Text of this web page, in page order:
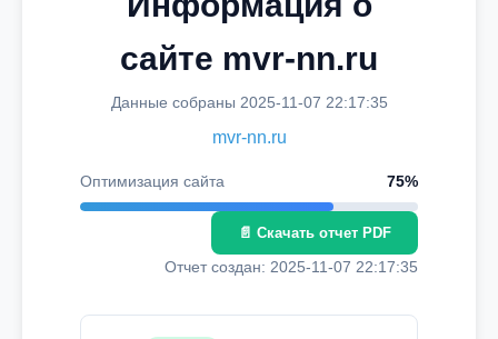
сайте mvr-nn.ru
Данные собраны 2025-11-07 22:17:35
mvr-nn.ru
Оптимизация сайта 75%
📄 Скачать отчет PDF
Отчет создан: 2025-11-07 22:17:35